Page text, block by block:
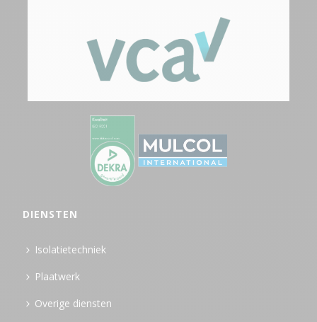
DIENSTEN
Isolatietechniek
Plaatwerk
Overige diensten